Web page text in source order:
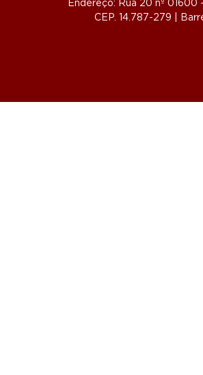
Endereço: Rua 20 nº 01600
CEP. 14.787-279 |